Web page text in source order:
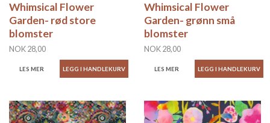
Whimsical Flower
Garden- rød store
blomster
NOK 28,00
LES MER
Whimsical Flower
Garden- grønn små
blomster
NOK 28,00
LES MER